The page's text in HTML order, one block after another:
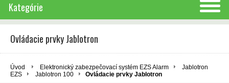
Kategórie
Ovládacie prvky Jablotron
Úvod Elektronický zabezpečovací systém EZS Alarm
Jablotron
EZS
Jablotron 100 Ovládacie prvky Jablotron